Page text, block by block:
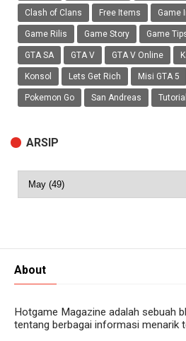
Clash of Clans Free Items Game
Game Rilis Game Story Game
GTA SA GTA V GTA V Online
Konsol Lets Get Rich Misi GTA 5
Pokemon Go San Andreas Tutorial
ARSIP
About
Hotgame Magazine adalah sebuah
tentang berbagai informasi menarik